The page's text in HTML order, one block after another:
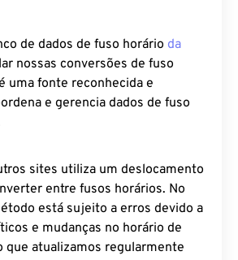
de dados de fuso horário da
nossas conversões de fuso
uma fonte reconhecida e
e gerencia dados de fuso
sites utiliza um deslocamento
entre fusos horários. No
está sujeito a erros devido a
e mudanças no horário de
que atualizamos regularmente